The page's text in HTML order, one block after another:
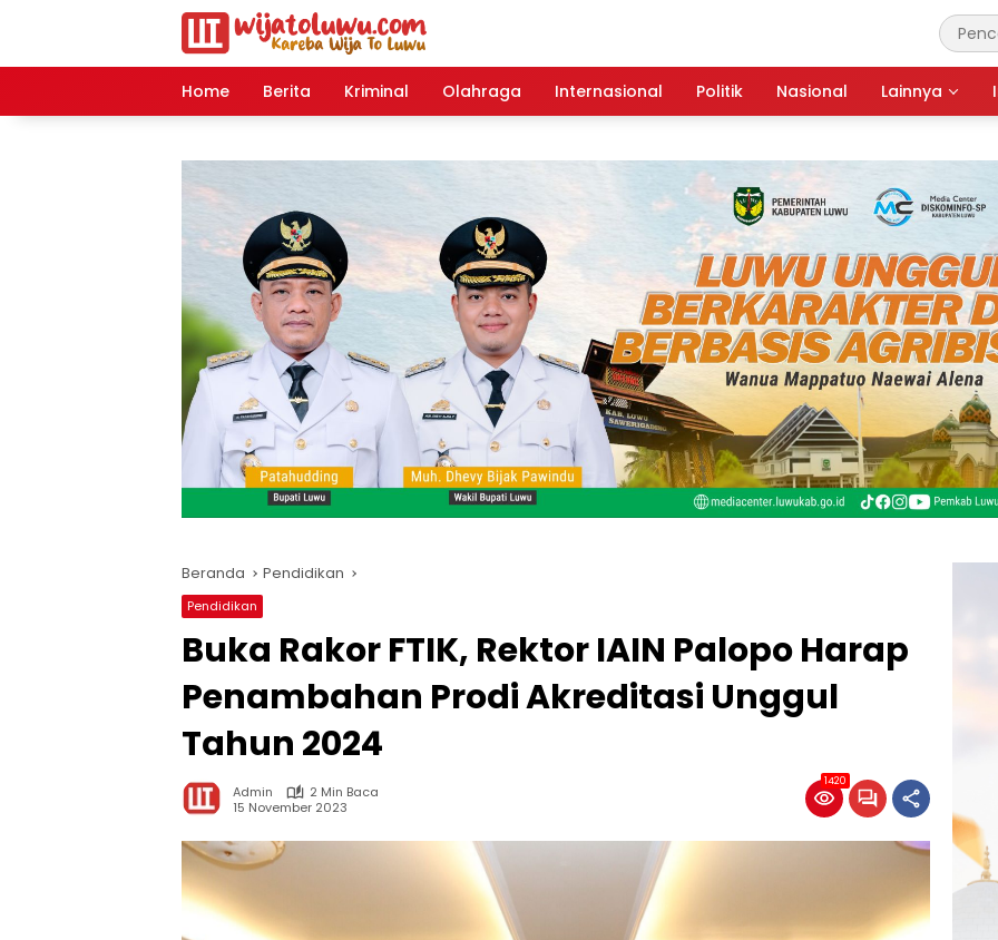
Home
Berita Kriminal Olahraga Internasional Politik Nasional Lainnya
Beranda Pendidikan
Pendidikan
Buka Rakor FTIK, Rektor IAIN Palopo Harap
Penambahan Prodi Akreditasi Unggul
Tahun 2024
Admin
2 Min Baca
15 November 2023
1420